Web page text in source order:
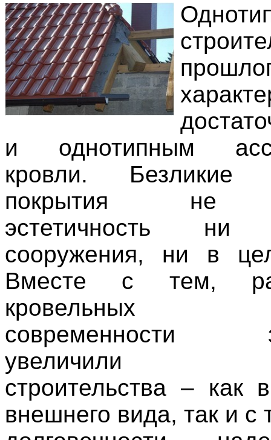
и однотипным
кровли. Безликие
покрытия не
эстетичность ни
сооружения, ни в
Вместе с тем,
кровельных
современности
увеличили
строительства – как
внешнего вида, так и с